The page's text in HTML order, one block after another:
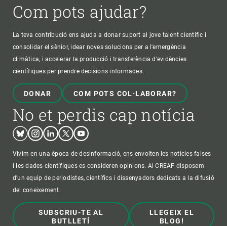
Com pots ajudar?
La teva contribució ens ajuda a donar suport al jove talent científic i
consolidar el sènior, idear noves solucions per a l'emergència
climàtica, i accelerar la producció i transferència d’evidències
científiques per prendre decisions informades.
DONAR COM POTS COL·LABORAR?
No et perdis cap notícia
BlueskyInstagram
LinkedinTwitterYoutube
Vivim en una època de desinformació, ens envolten les notícies falses
i les dades científiques es consideren opinions. Al CREAF disposem
d'un equip de periodistes, científics i dissenyadors dedicats a la difusió
del coneixement.
SUBSCRIU-TE AL
BUTLLETÍ
LLEGEIX EL
BLOG!